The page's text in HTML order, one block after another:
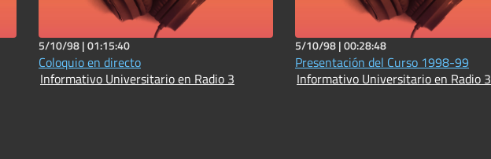
5/10/98 |01:15:40
Coloquio en directo
Informativo Universitario en Radio 3
5/10/98 |00:28:48
Presentación del Curso 1998-99
Informativo Universitario en Radio 3